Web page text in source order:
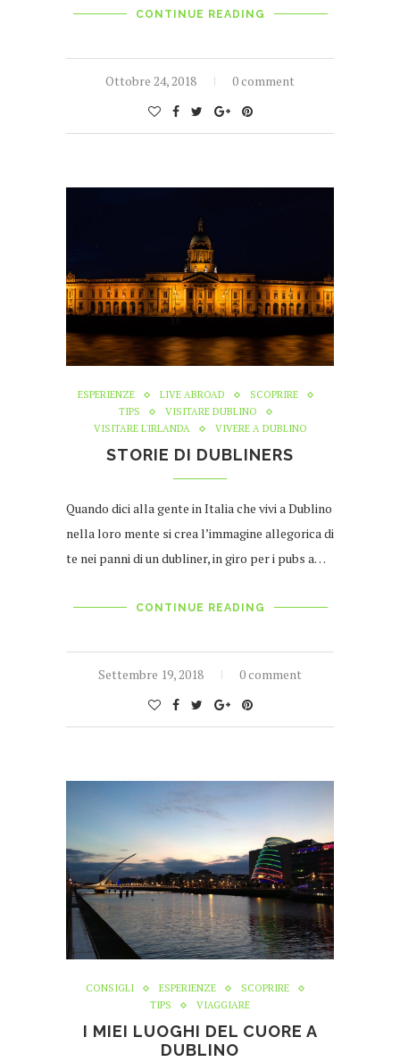
CONTINUE READING
Ottobre 24, 2018 0 comment
ESPERIENZE LIVE ABROAD
SCOPRIRE
TIPS
VISITARE DUBLINO
VISITARE L'IRLANDA
VIVERE A DUBLINO
STORIE DI DUBLINERS
Quando dici alla gente in Italia che vivi a Dublino
nella loro mente si crea l’immagine allegorica di
te nei panni di un dubliner, in giro per i pubs a…
CONTINUE READING
Settembre 19, 2018 0 comment
CONSIGLI ESPERIENZE
SCOPRIRE
TIPS
VIAGGIARE
I MIEI LUOGHI DEL CUORE A
DUBLINO